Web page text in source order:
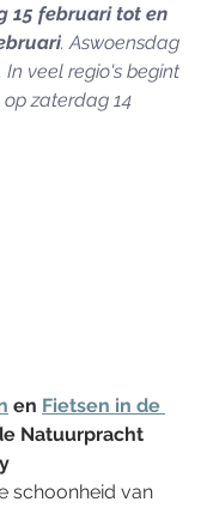
15 februari tot en
. Aswoensdag
In veel regio's begint
zaterdag 14
en Fietsen in de
Natuurpracht
schoonheid van